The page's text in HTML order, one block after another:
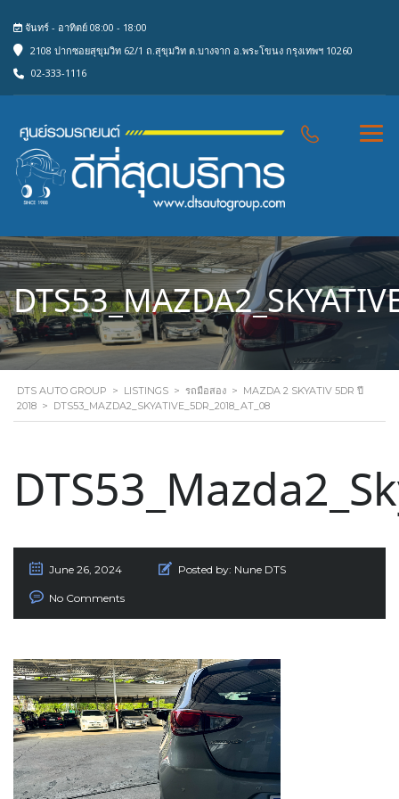
จันทร์ - อาทิตย์ 08:00 - 18:00
2108 ปากซอยสุขุมวิท 62/1 ถ.สุขุมวิท ต.บางจาก อ.พระโขนง กรุงเทพฯ 10260
02-333-1116
DTS AUTO GROUP > LISTINGS > รถมือสอง > MAZDA 2 SKYATIV 5DR ปี
2018 > DTS53_MAZDA2_SKYATIVE_5DR_2018_AT_08
June 26, 2024 Posted by: Nune DTS
No Comments